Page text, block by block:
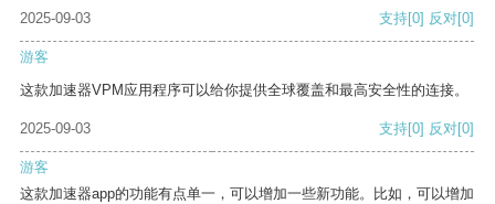
2025-09-03
支持[0] 反对[0]
游客
这款加速器VPM应用程序可以给你提供全球覆盖和最高安全性的连接。
2025-09-03 支持[0] 反对[0]
游客
这款加速器app的功能有点单一，可以增加一些新功能。比如，可以增加